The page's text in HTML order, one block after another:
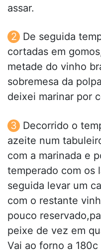
assar.
De seguida
cortadas em
metade do vinho
sobremesa da
deixei marinar por
Decorrido o
azeite num
com a marinada e
temperado com os
seguida levar um
com o restante
pouco
peixe de vez em
Vai ao forno a